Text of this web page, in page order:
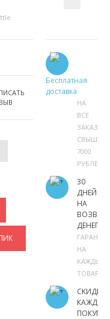
Бесплатная
доставка
НА
ВСЕ
ЗАКАЗЫ
СВЫШЕ
7000
РУБЛЕЙ
30
ДНЕЙ
НА
ВОЗВРАТ
ДЕНЕГ
НА
КАЖДЫЙ
ТОВАР
СКИДКИ